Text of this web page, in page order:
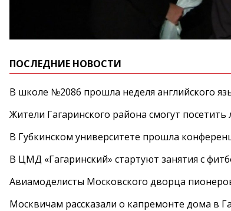
ПОСЛЕДНИЕ НОВОСТИ
В школе №2086 прошла неделя английского
Жители Гагаринского района смогут
В Губкинском университете прошла
В ЦМД «Гагаринский» стартуют занятия с
Авиамоделисты Московского дворца
Москвичам рассказали о капремонте дома в